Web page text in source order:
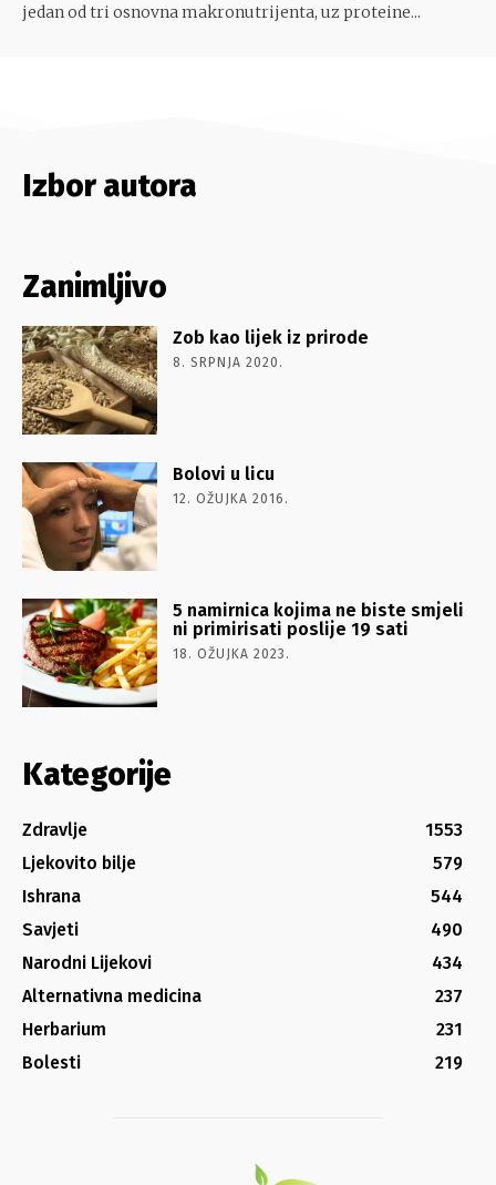
jedan od tri osnovna makronutrijenta, uz proteine...
Izbor autora
Zanimljivo
Zob kao lijek iz prirode
8. SRPNJA 2020.
Bolovi u licu
12. OŽUJKA 2016.
5 namirnica kojima ne biste smjeli
ni primirisati poslije 19 sati
18. OŽUJKA 2023.
Kategorije
Zdravlje
1553
Ljekovito bilje
579
Ishrana
544
Savjeti
490
Narodni Lijekovi
434
Alternativna medicina
237
Herbarium
231
Bolesti
219